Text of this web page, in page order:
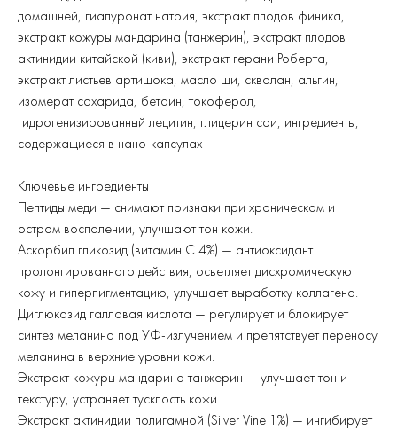
домашней, гиалуронат натрия, экстракт плодов финика,
экстракт кожуры мандарина (танжерин), экстракт плодов
актинидии китайской (киви), экстракт герани Роберта,
экстракт листьев артишока, масло ши, сквалан, альгин,
изомерат сахарида, бетаин, токоферол,
гидрогенизированный лецитин, глицерин сои, ингредиенты,
содержащиеся в нано-капсулах
Ключевые ингредиенты
Пептиды меди — снимают признаки при хроническом и
остром воспалении, улучшают тон кожи.
Аскорбил гликозид (витамин С 4%) — антиоксидант
пролонгированного действия, осветляет дисхромическую
кожу и гиперпигментацию, улучшает выработку коллагена.
Диглюкозид галловая кислота — регулирует и блокирует
синтез меланина под УФ-излучением и препятствует переносу
меланина в верхние уровни кожи.
Экстракт кожуры мандарина танжерин — улучшает тон и
текстуру, устраняет тусклость кожи.
Экстракт актинидии полигамной (Silver Vine 1%) — ингибирует